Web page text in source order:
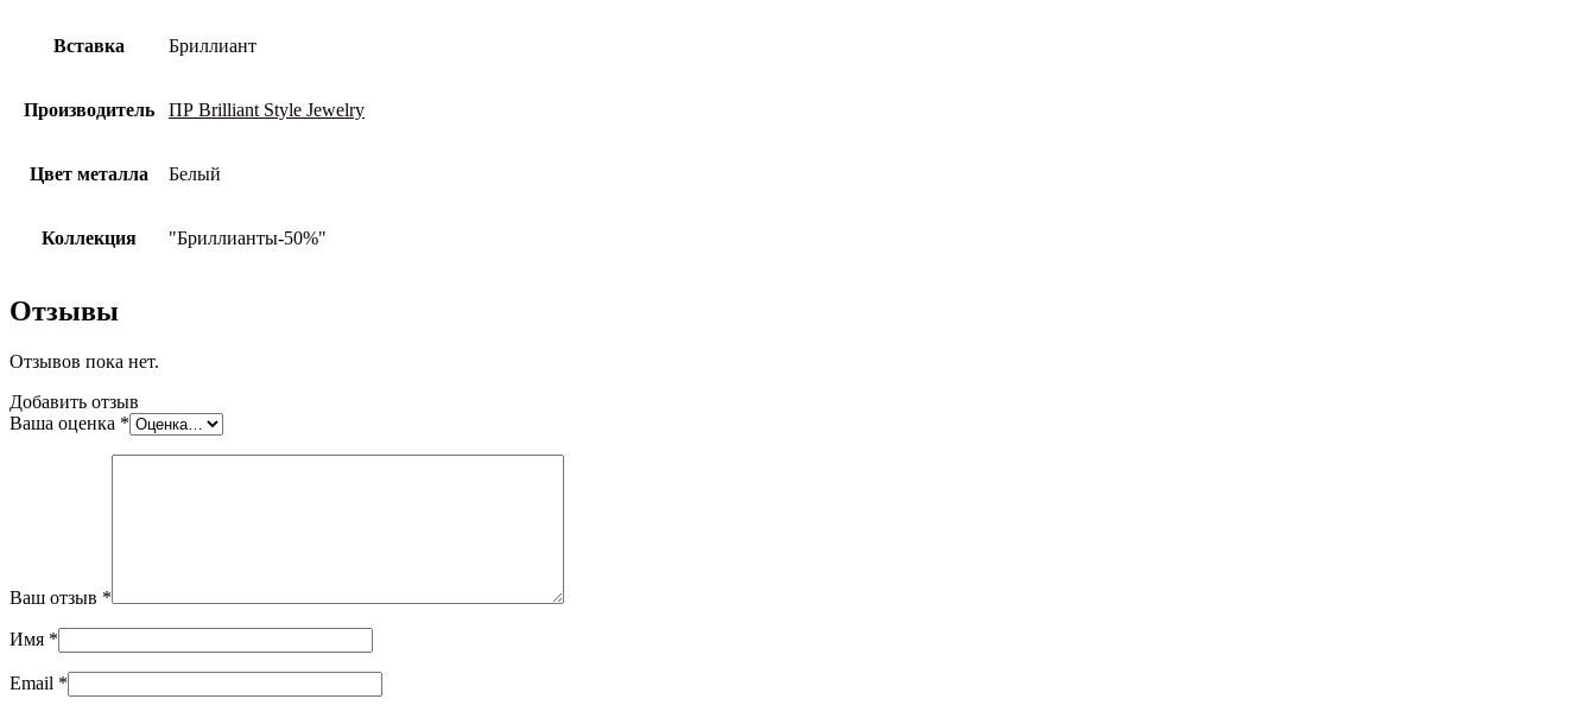
Вставка Бриллиант
Производитель ПР Brilliant Style Jewelry
Цвет металла Белый
Коллекция "Бриллианты-50%"
Отзывы
Отзывов пока нет.
Добавить отзыв
Ваша оценка *
Ваш отзыв *
Имя *
Email *